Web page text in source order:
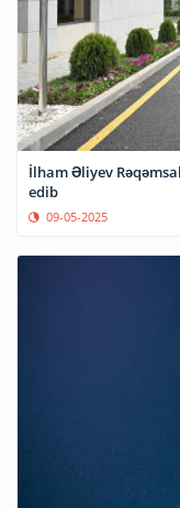
İlham Əliyev
edib
09-05-2025